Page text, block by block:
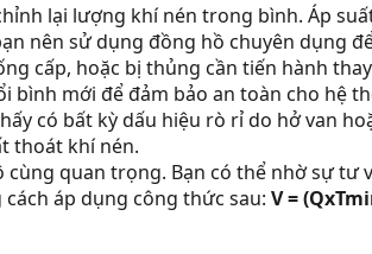
lại lượng khí nén trong bình. Áp
nên sử dụng đồng hồ chuyên dụng
cấp, hoặc bị thủng cần tiến hành
bình mới để đảm bảo an toàn cho hệ
có bất kỳ dấu hiệu rò rỉ do hở van
thoát khí nén.
quan trọng. Bạn có thể nhờ sự tư
áp dụng công thức sau: V =